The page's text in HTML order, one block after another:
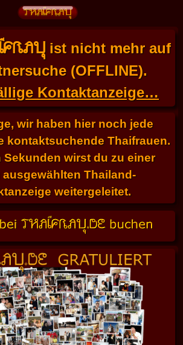
ist nicht mehr auf
(OFFLINE).
Kontaktanzeige…
wir haben hier noch jede
kontaktsuchende Thaifrauen.
Sekunden wirst du zu einer
Thailand-
weitergeleitet.